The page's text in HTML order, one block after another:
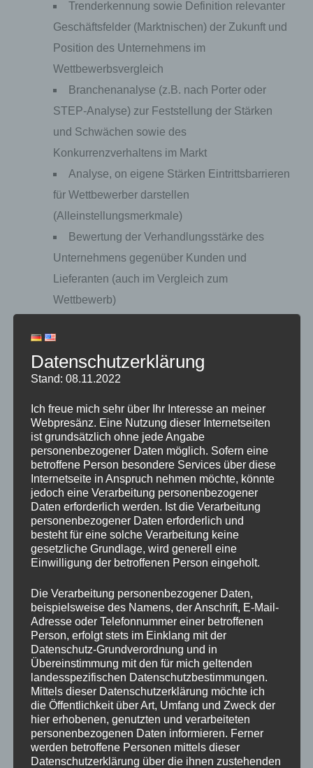
Trenderkennung sowie Definition relevanter
Geschäftsfelder (Marktnischen) der Zukunft und
Position des Unternehmens im
Wettbewerbsvergleich
Branchenanalyse (z.B. nach Porter oder
STEP-Analyse) zur Feststellung der Stärken
und Schwächen sowie des
Konkurrenzverhaltens im Markt
Analyse, on eigene Stärken Eintrittsbarrieren
für Wettbewerber darstellen
(Alleinstellungsmerkmale)
Bewertung der Verhandlungsstärke des
Unternehmens gegenüber Kunden und
Lieferanten (auch im Vergleich zum
Wettbewerb)
gegenüber dem Wettbewerb
Identifizierung der relevanten Stakeholder
und KOLs (Meinungsführer, Influencer)
Analyse der Kundenbedürfnisse:
Primäre Marktforschung (Befragung,
Beobachtung, Tests)
Sekundäre Marktforschung (existierende
Daten aus internen oder externen Quellen, z.B.
Erfahrung der Mitarbeiter oder Branchen-
Informationen)
Personalanalyse:
Vergleich des aktuellen Personals mit den
Anforderungen
Analyse der allgemeinen Personalsituation
(intern sowie Arbeitsmarkt)
Ermittlung von Möglichkeiten der
Mitarbeiterfortbildung und zur Reduzierung von
Fluktuation
Analyse der Organisationsstruktur und -kultur im
Vergleich mit Mitbewerbern:
Marktorientiert (z.B. Vergleiche von Qualität,
Datenschutzerklärung
Stand: 08.11.2022
Ich freue mich sehr über Ihr Interesse an meiner
Webpresänz. Eine Nutzung dieser Internetseiten
ist grundsätzlich ohne jede Angabe
personenbezogener Daten möglich. Sofern eine
betroffene Person besondere Services über diese
Internetseite in Anspruch nehmen möchte, könnte
jedoch eine Verarbeitung personenbezogener
Daten erforderlich werden. Ist die Verarbeitung
personenbezogener Daten erforderlich und
besteht für eine solche Verarbeitung keine
gesetzliche Grundlage, wird generell eine
Einwilligung der betroffenen Person eingeholt.
Die Verarbeitung personenbezogener Daten,
beispielsweise des Namens, der Anschrift, E-Mail-
Adresse oder Telefonnummer einer betroffenen
Person, erfolgt stets im Einklang mit der
Datenschutz-Grundverordnung und in
Übereinstimmung mit den für mich geltenden
landesspezifischen Datenschutzbestimmungen.
Mittels dieser Datenschutzerklärung möchte ich
die Öffentlichkeit über Art, Umfang und Zweck der
hier erhobenen, genutzten und verarbeiteten
personenbezogenen Daten informieren. Ferner
werden betroffene Personen mittels dieser
Datenschutzerklärung über die ihnen zustehenden